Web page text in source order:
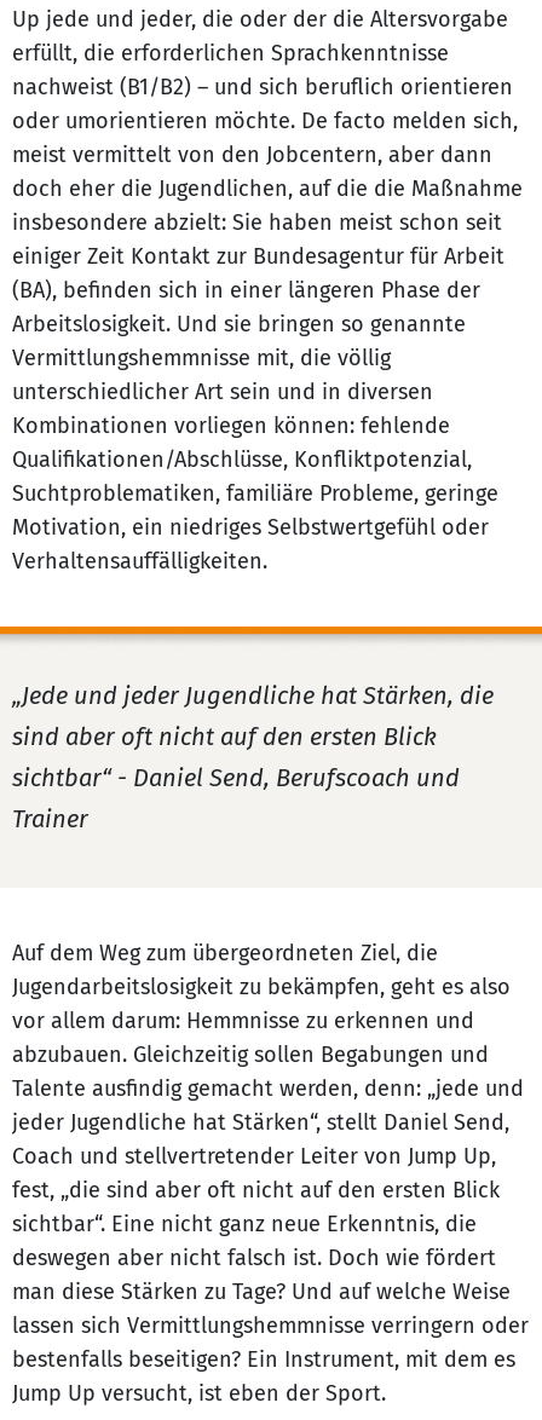
Up jede und jeder, die oder der die Altersvorgabe
erfüllt, die erforderlichen Sprachkenntnisse
nachweist (B1/B2) – und sich beruflich orientieren
oder umorientieren möchte. De facto melden sich,
meist vermittelt von den Jobcentern, aber dann
doch eher die Jugendlichen, auf die die Maßnahme
insbesondere abzielt: Sie haben meist schon seit
einiger Zeit Kontakt zur Bundesagentur für Arbeit
(BA), befinden sich in einer längeren Phase der
Arbeitslosigkeit. Und sie bringen so genannte
Vermittlungshemmnisse mit, die völlig
unterschiedlicher Art sein und in diversen
Kombinationen vorliegen können: fehlende
Qualifikationen/Abschlüsse, Konfliktpotenzial,
Suchtproblematiken, familiäre Probleme, geringe
Motivation, ein niedriges Selbstwertgefühl oder
Verhaltensauffälligkeiten.
„Jede und jeder Jugendliche hat Stärken, die
sind aber oft nicht auf den ersten Blick
sichtbar“ - Daniel Send, Berufscoach und
Trainer
Auf dem Weg zum übergeordneten Ziel, die
Jugendarbeitslosigkeit zu bekämpfen, geht es also
vor allem darum: Hemmnisse zu erkennen und
abzubauen. Gleichzeitig sollen Begabungen und
Talente ausfindig gemacht werden, denn: „jede und
jeder Jugendliche hat Stärken“, stellt Daniel Send,
Coach und stellvertretender Leiter von Jump Up,
fest, „die sind aber oft nicht auf den ersten Blick
sichtbar“. Eine nicht ganz neue Erkenntnis, die
deswegen aber nicht falsch ist. Doch wie fördert
man diese Stärken zu Tage? Und auf welche Weise
lassen sich Vermittlungshemmnisse verringern oder
bestenfalls beseitigen? Ein Instrument, mit dem es
Jump Up versucht, ist eben der Sport.